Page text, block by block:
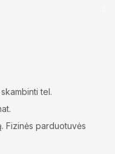
tel.
Fizinės parduotuvės